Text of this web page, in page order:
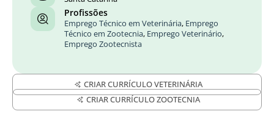
Profissões
Emprego Técnico em Veterinária, Emprego
Técnico em Zootecnia, Emprego Veterinário,
Emprego Zootecnista
CRIAR CURRÍCULO VETERINÁRIA
CRIAR CURRÍCULO ZOOTECNIA